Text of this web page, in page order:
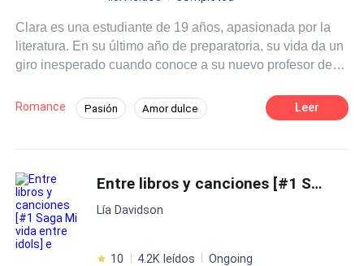
Clara es una estudiante de 19 años, apasionada por la
literatura. En su último año de preparatoria, su vida da un
giro inesperado cuando conoce a su nuevo profesor de
talentoso que despierta en ella una admiración profunda.
A medida que las clases avanzan Clara se siente cada
Romance Pasión Amor dulce
Primer Amor
Leer
Entre libros y canciones [#1 Saga Mi vida entre idols] e
Lía Davidson
10 4.2K leídos Ongoing